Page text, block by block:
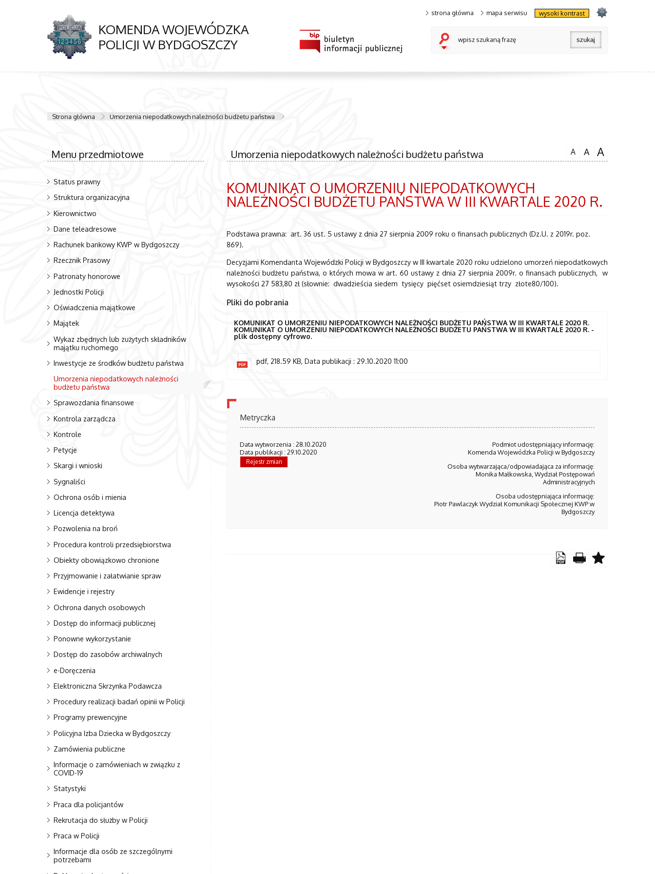
KOMENDA WOJEWÓDZKA
POLICJI W BYDGOSZCZY
strona główna mapa serwisu wysoki kontrast
wpisz szukaną frazę
Strona główna Umorzenia niepodatkowych należności budżetu państwa
Menu przedmiotowe
Status prawny
Struktura organizacyjna
Kierownictwo
Dane teleadresowe
Rachunek bankowy KWP w Bydgoszczy
Rzecznik Prasowy
Patronaty honorowe
Jednostki Policji
Oświadczenia majątkowe
Majątek
Wykaz zbędnych lub zużytych składników
majątku ruchomego
Inwestycje ze środków budżetu państwa
Umorzenia niepodatkowych należności
budżetu państwa
Sprawozdania finansowe
Kontrola zarządcza
Kontrole
Petycje
Skargi i wnioski
Sygnaliści
Ochrona osób i mienia
Licencja detektywa
Pozwolenia na broń
Procedura kontroli przedsiębiorstwa
Obiekty obowiązkowo chronione
Przyjmowanie i załatwianie spraw
Ewidencje i rejestry
Ochrona danych osobowych
Dostęp do informacji publicznej
Ponowne wykorzystanie
Dostęp do zasobów archiwalnych
e-Doręczenia
Elektroniczna Skrzynka Podawcza
Procedury realizacji badań opinii w Policji
Programy prewencyjne
Policyjna Izba Dziecka w Bydgoszczy
Zamówienia publiczne
Informacje o zamówieniach w związku z
COVID-19
Statystyki
Praca dla policjantów
Rekrutacja do służby w Policji
Praca w Policji
Informacje dla osób ze szczególnymi
potrzebami
Umorzenia niepodatkowych należności budżetu państwa A A A
KOMUNIKAT O UMORZENIU NIEPODATKOWYCH
NALEŻNOŚCI BUDŻETU PAŃSTWA W III KWARTALE 2020 R.
Podstawa prawna: art. 36 ust. 5 ustawy z dnia 27 sierpnia 2009 roku o finansach publicznych (Dz.U. z 2019r. poz.
869).
Decyzjami Komendanta Wojewódzki Policji w Bydgoszczy w III kwartale 2020 roku udzielono umorzeń niepodatkowych
należności budżetu państwa, o których mowa w art. 60 ustawy z dnia 27 sierpnia 2009r. o finansach publicznych, w
wysokości 27 583,80 zł (słownie: dwadzieścia siedem tysięcy pięćset osiemdziesiąt trzy złote80/100).
Pliki do pobrania
KOMUNIKAT O UMORZENIU NIEPODATKOWYCH NALEŻNOŚCI BUDŻETU PAŃSTWA W III KWARTALE 2020 R.
KOMUNIKAT O UMORZENIU NIEPODATKOWYCH NALEŻNOŚCI BUDŻETU PAŃSTWA W III KWARTALE 2020 R. -
plik dostępny cyfrowo.
pdf, 218.59 KB, Data publikacji : 29.10.2020 11:00
Metryczka
Data wytworzenia : 28.10.2020
Data publikacji : 29.10.2020
Rejestr zmian
Podmiot udostępniający informację:
Komenda Wojewódzka Policji w Bydgoszczy
Osoba wytwarzająca/odpowiadająca za informację:
Monika Małkowska, Wydział Postępowań
Administracyjnych
Osoba udostępniająca informację:
Piotr Pawlaczyk Wydział Komunikacji Społecznej KWP w
Bydgoszczy